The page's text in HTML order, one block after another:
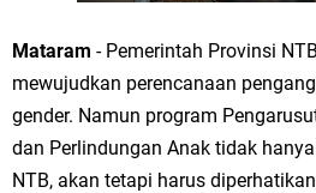
Mataram - Pemerintah Provinsi
mewujudkan perencanaan
gender. Namun program
dan Perlindungan Anak tidak
NTB, akan tetapi harus